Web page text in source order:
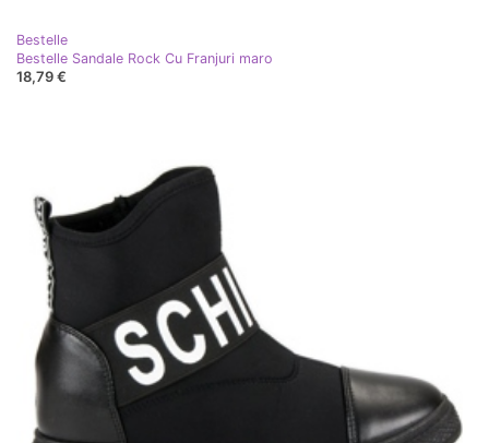
Bestelle
Bestelle Sandale Rock Cu Franjuri maro
18,79 €